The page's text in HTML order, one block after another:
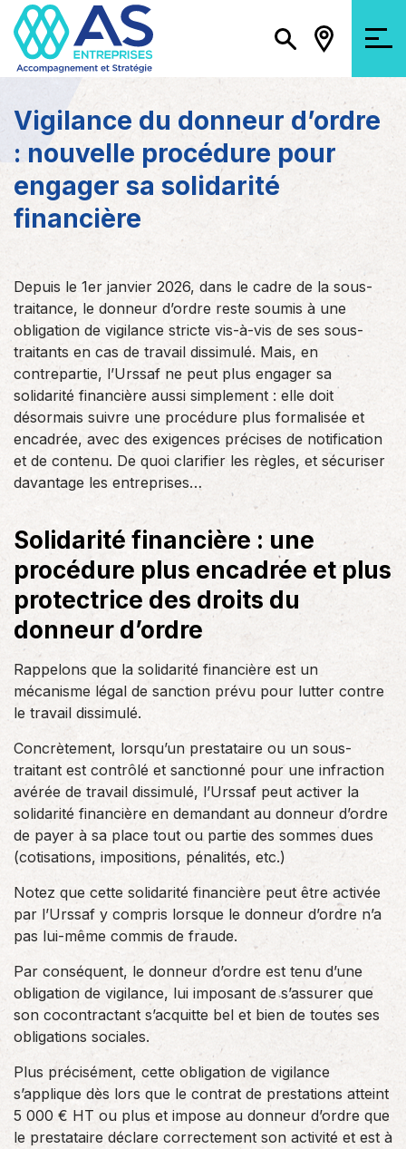
Vigilance du donneur d’ordre
: nouvelle procédure pour
engager sa solidarité
financière
Depuis le 1er janvier 2026, dans le cadre de la sous-
traitance, le donneur d’ordre reste soumis à une
obligation de vigilance stricte vis-à-vis de ses sous-
traitants en cas de travail dissimulé. Mais, en
contrepartie, l’Urssaf ne peut plus engager sa
solidarité financière aussi simplement : elle doit
désormais suivre une procédure plus formalisée et
encadrée, avec des exigences précises de notification
et de contenu. De quoi clarifier les règles, et sécuriser
davantage les entreprises…
Solidarité financière : une
procédure plus encadrée et plus
protectrice des droits du
donneur d’ordre
Rappelons que la solidarité financière est un
mécanisme légal de sanction prévu pour lutter contre
le travail dissimulé.
Concrètement, lorsqu’un prestataire ou un sous-
traitant est contrôlé et sanctionné pour une infraction
avérée de travail dissimulé, l’Urssaf peut activer la
solidarité financière en demandant au donneur d’ordre
de payer à sa place tout ou partie des sommes dues
(cotisations, impositions, pénalités, etc.)
Notez que cette solidarité financière peut être activée
par l’Urssaf y compris lorsque le donneur d’ordre n’a
pas lui-même commis de fraude.
Par conséquent, le donneur d’ordre est tenu d’une
obligation de vigilance, lui imposant de s’assurer que
son cocontractant s’acquitte bel et bien de toutes ses
obligations sociales.
Plus précisément, cette obligation de vigilance
s’applique dès lors que le contrat de prestations atteint
5 000 € HT ou plus et impose au donneur d’ordre que
le prestataire déclare correctement son activité et est à